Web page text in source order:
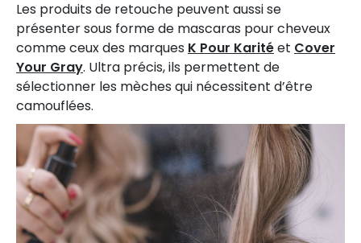
Les produits de retouche peuvent aussi se
présenter sous forme de mascaras pour cheveux
comme ceux des marques K Pour Karitéet Cover
Your Gray. Ultra précis, ils permettent de
sélectionner les mèches qui nécessitent d’être
camouflées.